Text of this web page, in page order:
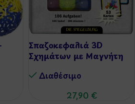
Σπαζοκεφαλιά 3D
Σχημάτων με Μαγνήτη
Διαθέσιμo
27,90 €